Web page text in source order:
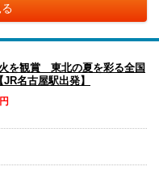
を観賞 東北の夏を彩る全国
名古屋駅出発】